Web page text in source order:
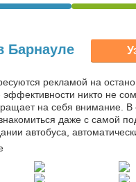
Барнауле
рекламой на
никто не
на себя внимание.
даже с самой
автобуса,